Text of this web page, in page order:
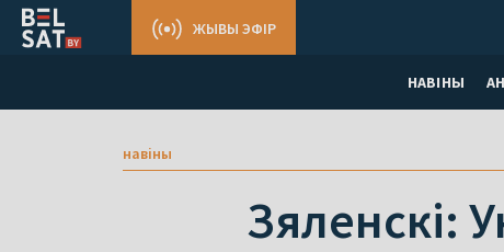
НАВІНЫ
ЖЫВЫ ЭФІР
навіны
Зяленскі: